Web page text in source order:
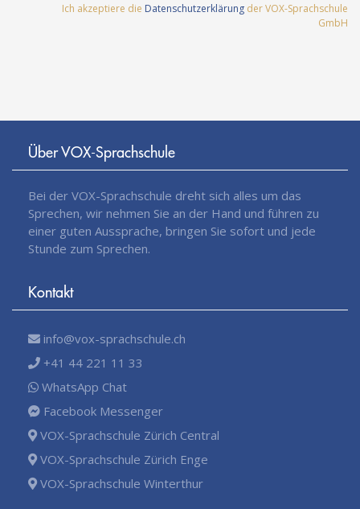
Ich akzeptiere die Datenschutzerklärung der VOX-Sprachschule
GmbH
Über VOX-Sprachschule
Bei der VOX-Sprachschule dreht sich alles um das
Sprechen, wir nehmen Sie an der Hand und führen zu
einer guten Aussprache, bringen Sie sofort und jede
Stunde zum Sprechen.
Kontakt
info@vox-sprachschule.ch
+41 44 221 11 33
WhatsApp Chat
Facebook Messenger
VOX-Sprachschule Zürich Central
VOX-Sprachschule Zürich Enge
VOX-Sprachschule Winterthur